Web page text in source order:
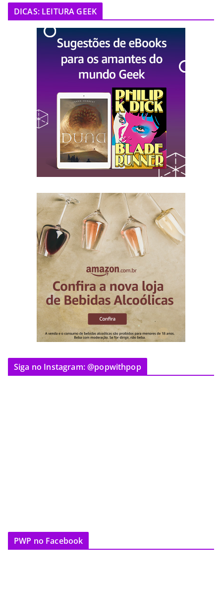
DICAS: LEITURA GEEK
Siga no Instagram: @popwithpop
PWP no Facebook